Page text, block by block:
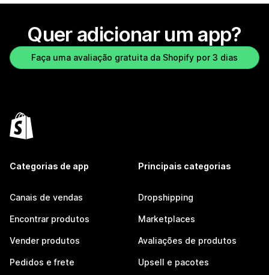
Quer adicionar um app?
Faça uma avaliação gratuita da Shopify por 3 dias
Categorias de app
Canais de vendas
Encontrar produtos
Vender produtos
Pedidos e frete
Principais categorias
Dropshipping
Marketplaces
Avaliações de produtos
Upsell e pacotes